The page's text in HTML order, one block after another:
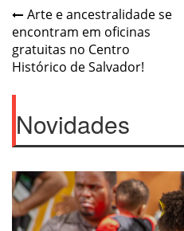
Post
navigation
Arte e ancestralidade se
encontram em oficinas
gratuitas no Centro
Histórico de Salvador!
Novidades